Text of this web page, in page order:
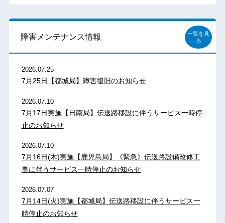
障害メンテナンス情報
一覧を見
る
2026.07.25
7月25日【都城局】障害復旧のお知らせ
2026.07.10
7月17日実施【日南局】伝送路移設に伴うサービス一時停
止のお知らせ
2026.07.10
7月16日(木)実施【鹿児島局】《緊急》伝送路設備改修工
事に伴うサービス一時停止のお知らせ
2026.07.07
7月14日(火)実施【都城局】伝送路移設に伴うサービス一
時停止のお知らせ